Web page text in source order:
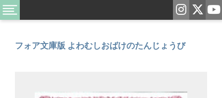
フォア文庫版 よわむしおばけのたんじょうび